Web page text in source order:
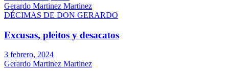
Gerardo Martinez Martinez
DÉCIMAS DE DON GERARDO
Excusas, pleitos y desacatos
3 febrero, 2024
Gerardo Martinez Martinez